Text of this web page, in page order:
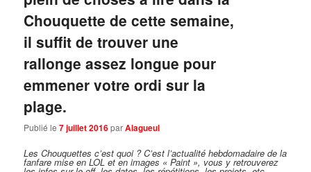
Chouquette de cette semaine,
il suffit de trouver une
rallonge assez longue pour
emmener votre ordi sur la
plage.
Publié le7 juillet 2016parAlagueul
Les Chouquettes c’est quoi ? C’est l’actualité hebdomadaire de la
fanfare mise en LOL et en images « Paint », vous y retrouverez